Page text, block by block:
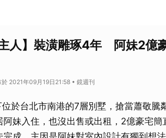
主人】裝潢雕琢4年 阿妹2億
2021年09月19日21:58 • 鏡週刊
於台北市南港的7層別墅，搶當蕭敬騰
妹入住，也沒出售或出租，2億豪宅簡